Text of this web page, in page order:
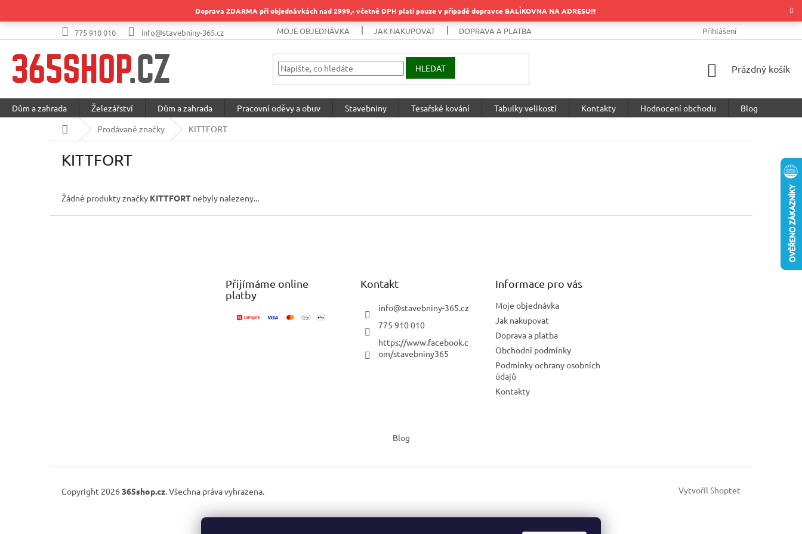
Doprava ZDARMA při objednávkách nad 2999,- včetně DPH platí pouze v případě dopravce BALÍKOVNA NA ADRESU!!!
775 910 010 info@stavebniny-365.cz MOJE OBJEDNÁVKA JAK NAKUPOVAT DOPRAVA A PLATBA PODMÍNKY OCHRANY OSOBNÍCH
Přihlášení
HLEDAT
NÁKUPNÍ
Prázdný košík
Dům a zahrada Železářství Dům a zahrada Pracovní oděvy a obuv Stavebniny Tesařské kování Tabulky velikostí Kontakty Hodnocení obchodu
Blog
Domů
Prodávané značky KITTFORT
KITTFORT
Žádné produkty značky KITTFORT nebyly nalezeny...
Přijímáme online
platby
Kontakt
info@stavebniny-365.cz
775 910 010
https://www.facebook.c
om/stavebniny365
Informace pro vás
Moje objednávka
Jak nakupovat
Doprava a platba
Obchodní podmínky
Podmínky ochrany osobních
údajů
Kontakty
Blog
Vytvořil Shoptet
Copyright 2026 365shop.cz. Všechna práva vyhrazena.